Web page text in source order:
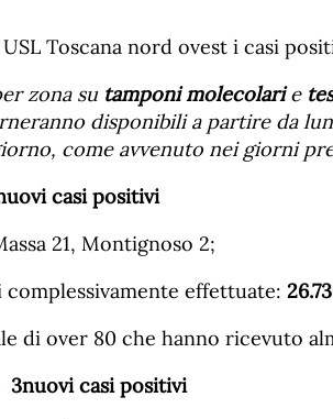
USL Toscana nord ovest i casi
zona su tamponi molecolarie
disponibili a partire da
come avvenuto nei giorni
casi positivi
21, Montignoso 2;
complessivamente effettuate: 26.
di over 80 che hanno ricevuto
3nuovi casi positivi